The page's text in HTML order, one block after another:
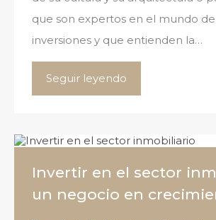
que son expertos en el mundo de
inversiones y que entienden la…
Seguir leyendo
Invertir en el sector
un negocio en